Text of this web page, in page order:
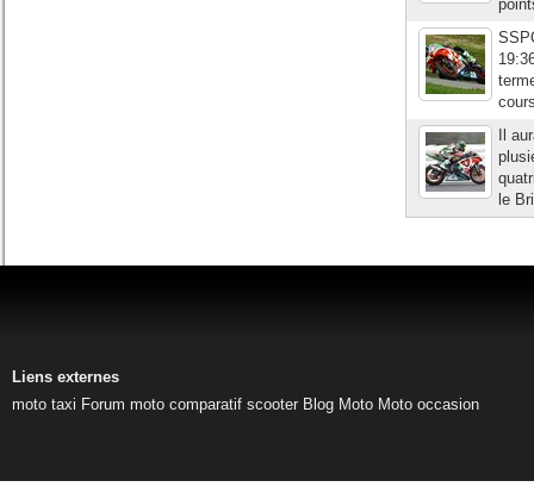
Il
le
Liens externes
moto taxi Forum moto comparatif scooter Blog Moto Moto occasion